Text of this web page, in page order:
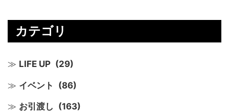
カテゴリ
LIFE UP (29)
イベント (86)
お引渡し (163)